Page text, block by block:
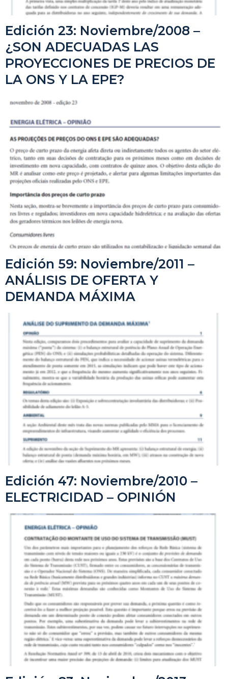
Edición 23: Noviembre/2008 –
¿SON ADECUADAS LAS
PROYECCIONES DE PRECIOS DE
LA ONS Y LA EPE?
Edición 59: Noviembre/2011 –
ANÁLISIS DE OFERTA Y
DEMANDA MÁXIMA
Edición 47: Noviembre/2010 –
ELECTRICIDAD – OPINIÓN